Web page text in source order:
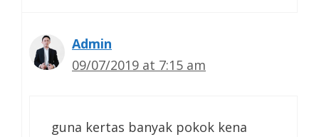
Admin
09/07/2019 at 7:15 am
guna kertas banyak pokok kena